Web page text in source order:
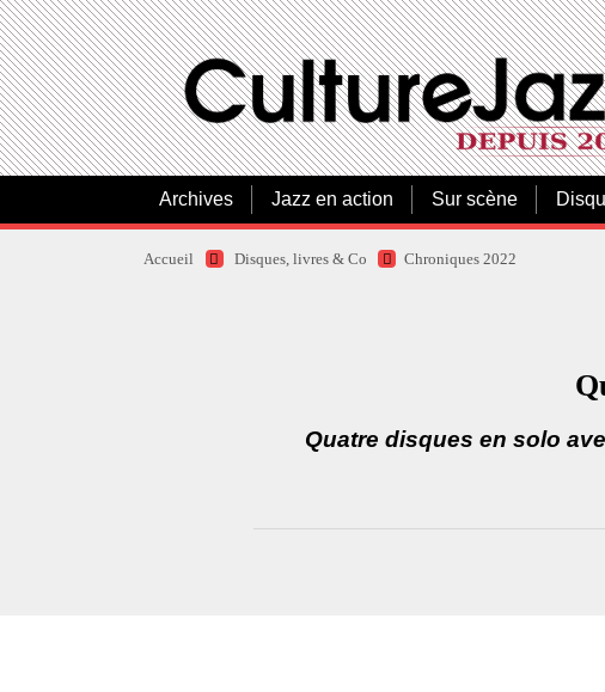
Archives Jazz en action Sur scène
Accueil Disques, livres & Co Chroniques 2022
Quatre disques en solo